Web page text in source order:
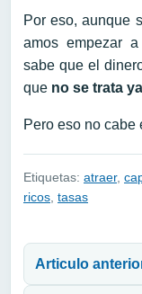
Por eso, aunque
amos empezar
sabe que el
que no se trata
Pero eso no cabe
Etiquetas: atraer,
ricos tasas
Articulo